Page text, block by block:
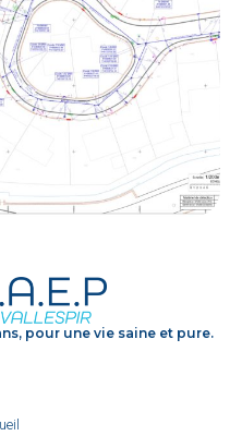
pour une vie saine et pure.